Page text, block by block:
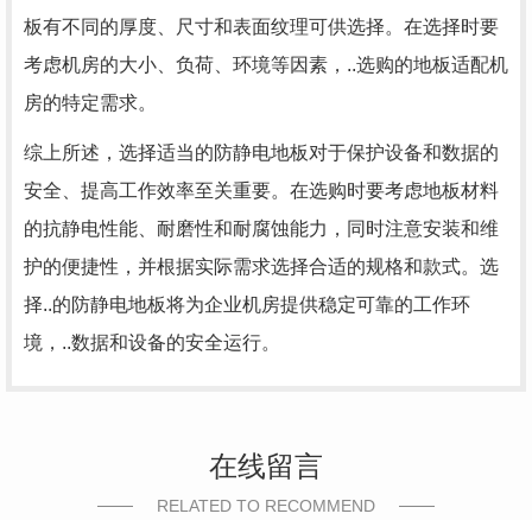
板有不同的厚度、尺寸和表面纹理可供选择。在选择时要
考虑机房的大小、负荷、环境等因素，..选购的地板适配机
房的特定需求。
综上所述，选择适当的防静电地板对于保护设备和数据的
安全、提高工作效率至关重要。在选购时要考虑地板材料
的抗静电性能、耐磨性和耐腐蚀能力，同时注意安装和维
护的便捷性，并根据实际需求选择合适的规格和款式。选
择..的防静电地板将为企业机房提供稳定可靠的工作环
境，..数据和设备的安全运行。
在线留言
RELATED TO RECOMMEND